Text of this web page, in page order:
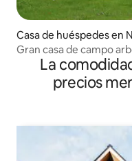
Casa de huéspedes en
Gran casa de campo
La
precios